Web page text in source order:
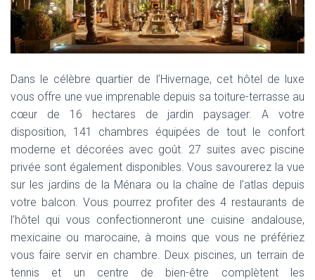
Dans le célèbre quartier de l’Hivernage, cet hôtel de luxe
vous offre une vue imprenable depuis sa toiture-terrasse au
cœur de 16 hectares de jardin paysager. A votre
disposition, 141 chambres équipées de tout le confort
moderne et décorées avec goût. 27 suites avec piscine
privée sont également disponibles. Vous savourerez la vue
sur les jardins de la Ménara ou la chaîne de l’atlas depuis
votre balcon. Vous pourrez profiter des 4 restaurants de
l’hôtel qui vous confectionneront une cuisine andalouse,
mexicaine ou marocaine, à moins que vous ne préfériez
vous faire servir en chambre. Deux piscines, un terrain de
tennis et un centre de bien-être complètent les